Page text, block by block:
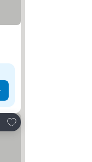
Adicionar aos favoritos